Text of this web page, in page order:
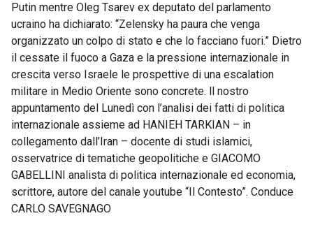
Putin mentre Oleg Tsarev ex deputato del parlamento
ucraino ha dichiarato: “Zelensky ha paura che venga
organizzato un colpo di stato e che lo facciano fuori.” Dietro
il cessate il fuoco a Gaza e la pressione internazionale in
crescita verso Israele le prospettive di una escalation
militare in Medio Oriente sono concrete. ll nostro
appuntamento del Lunedì con l’analisi dei fatti di politica
internazionale assieme ad HANIEH TARKIAN – in
collegamento dall’Iran – docente di studi islamici,
osservatrice di tematiche geopolitiche e GIACOMO
GABELLINI analista di politica internazionale ed economia,
scrittore, autore del canale youtube “Il Contesto”. Conduce
CARLO SAVEGNAGO